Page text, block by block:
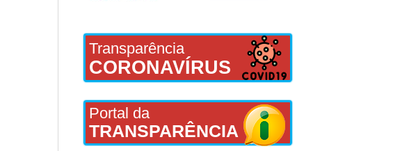
Transparência
CORONAVÍRUS
Portal da
TRANSPARÊNCIA